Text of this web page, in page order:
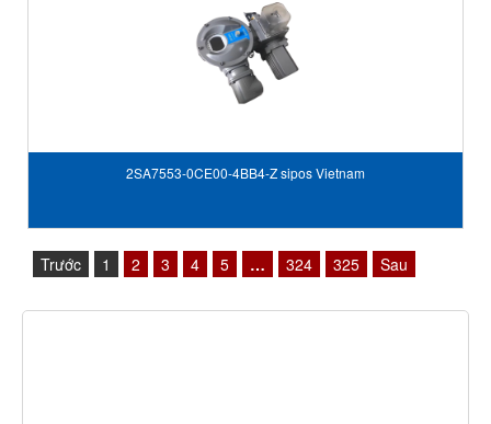
2SA7553-0CE00-4BB4-Z sipos Vietnam
Trước 1 2 3 4 5 … 324 325 Sau